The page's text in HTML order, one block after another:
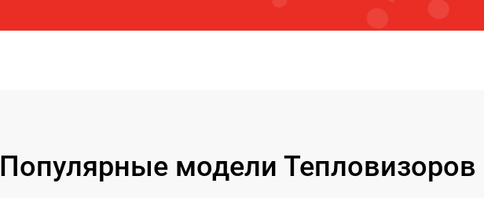
Популярные модели Тепловизоров